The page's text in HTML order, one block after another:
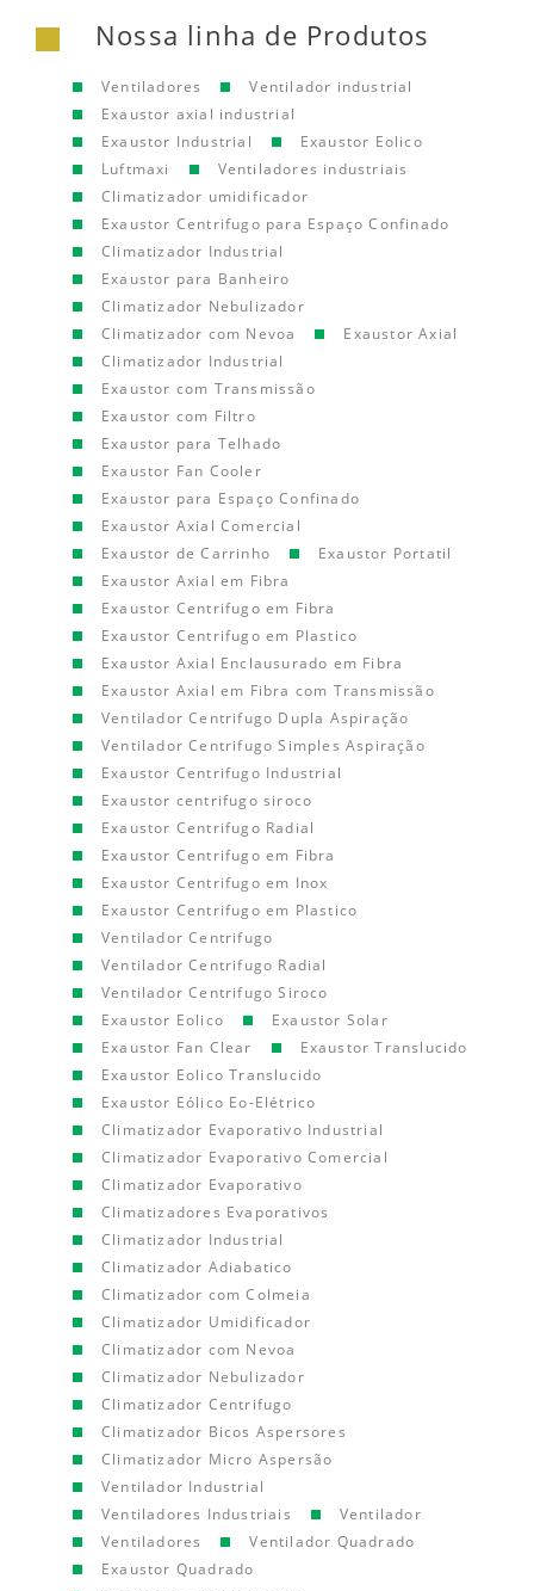
Nossa linha de Produtos
Ventiladores
Ventilador industrial
Exaustor axial industrial
Exaustor Industrial
Exaustor Eolico
Luftmaxi
Ventiladores industriais
Climatizador umidificador
Exaustor Centrifugo para Espaço Confinado
Climatizador Industrial
Exaustor para Banheiro
Climatizador Nebulizador
Climatizador com Nevoa
Exaustor Axial
Climatizador Industrial
Exaustor com Transmissão
Exaustor com Filtro
Exaustor para Telhado
Exaustor Fan Cooler
Exaustor para Espaço Confinado
Exaustor Axial Comercial
Exaustor de Carrinho
Exaustor Portatil
Exaustor Axial em Fibra
Exaustor Centrifugo em Fibra
Exaustor Centrifugo em Plastico
Exaustor Axial Enclausurado em Fibra
Exaustor Axial em Fibra com Transmissão
Ventilador Centrifugo Dupla Aspiração
Ventilador Centrifugo Simples Aspiração
Exaustor Centrifugo Industrial
Exaustor centrifugo siroco
Exaustor Centrifugo Radial
Exaustor Centrifugo em Fibra
Exaustor Centrifugo em Inox
Exaustor Centrifugo em Plastico
Ventilador Centrifugo
Ventilador Centrifugo Radial
Ventilador Centrifugo Siroco
Exaustor Eolico
Exaustor Solar
Exaustor Fan Clear
Exaustor Translucido
Exaustor Eolico Translucido
Exaustor Eólico Eo-Elétrico
Climatizador Evaporativo Industrial
Climatizador Evaporativo Comercial
Climatizador Evaporativo
Climatizadores Evaporativos
Climatizador Industrial
Climatizador Adiabatico
Climatizador com Colmeia
Climatizador Umidificador
Climatizador com Nevoa
Climatizador Nebulizador
Climatizador Centrifugo
Climatizador Bicos Aspersores
Climatizador Micro Aspersão
Ventilador Industrial
Ventiladores Industriais
Ventilador
Ventiladores
Ventilador Quadrado
Exaustor Quadrado